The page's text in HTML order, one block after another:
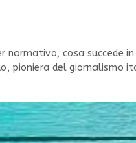
normativo, cosa succede
pioniera del giornalismo